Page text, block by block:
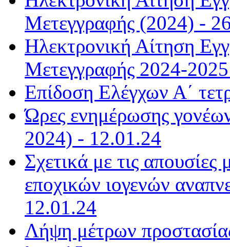
Μετεγγραφής (2024) -
Ηλεκτρονική Αίτηση
Μετεγγραφής 2024-
Επίδοση Ελέγχων Α΄
Ώρες ενημέρωσης
2024) - 12.01.24
Σχετικά με τις
εποχικών ιογενών
12.01.24
Λήψη μέτρων